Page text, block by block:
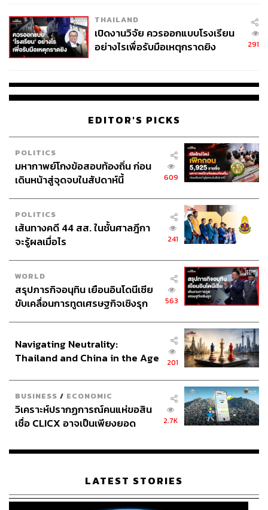
THAILAND
เปิดงานวิจัย ควรออกแบบโรงเรียน
อย่างไรเพื่อรับมือเหตุกราดยิง
291
EDITOR'S PICKS
POLITICS
มหากาพย์โกงข้อสอบท้องถิ่น ก่อน
เดินหน้าสู่จุดจบในสัปดาห์นี้
609
POLITICS
เส้นทางคดี 44 สส. ในชั้นศาลฎีกา
จะรู้ผลเมื่อไร
241
WORLD
สรุปภารกิจอนุทิน เยือนอินโดนีเซีย
ขับเคลื่อนการทูตเศรษฐกิจเชิงรุก
563
Navigating Neutrality:
Thailand and China in the Age
201
BUSINESS / ECONOMIC
วิเคราะห์ปรากฏการณ์คนแห่ขอสิน
เชื่อ CLICX อาจเป็นเพียงยอด
เรือนไทยที่ถูกซุกไว้
2.7K
LATEST STORIES